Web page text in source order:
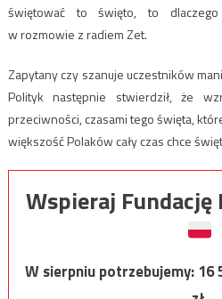
świętować to święto, to
w rozmowie z radiem Zet.
Zapytany czy szanuje uczestników
Polityk następnie stwierdził, że
przeciwności, czasami tego święta,
większość Polaków cały czas chce
Wspieraj Fundację
W sierpniu potrzebujemy:16